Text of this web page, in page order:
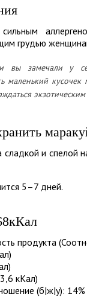
грудью
вы замечали у
маленький
и спелой
5–7 дней.
продукта
кКал)
(б|ж|у):